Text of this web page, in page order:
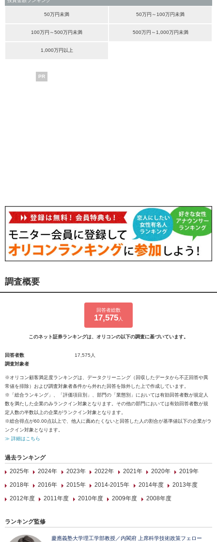
50万円未満 50万円～100万円未満
100万円～500万円未満 500万円～1,000万円未満
1,000万円以上
PR
調査概要
回答者総数
17,575 人
このネット証券ランキングは、オリコンの以下の調査に基づいています。
回答者数
17,575人
調査対象者
※オリコン顧客満足度ランキングは、データクリーニング（回収したデータから不正回答や異
常値を排除）および調査対象者条件から外れた回答を除外した上で作成しています。
※「総合ランキング」、「評価項目別」、部門の「業態別」においては有効回答者数が規定人
数を満たした企業のみランクイン対象となります。その他の部門においては有効回答者数が規
定人数の半数以上の企業がランクイン対象となります。
※総合得点が60.00点以上で、他人に薦めたくないと回答した人の割合が基準値以下の企業がラ
ンクイン対象となります。
≫ 詳細はこちら
過去ランキング
2025年
2024年 2023年 2022年 2021年 2020年
2019年
2018年
2016年 2015年 2014-2015年 2014年度
2013年度
2012年度
2011年度 2010年度 2009年度 2008年度
ランキング監修
慶應義塾大学理工学部教授／内閣府 上席科学技術政策フェロー